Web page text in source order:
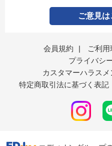
ご意見は
会員規約 | ご利用
プライバシ
カスタマーハラス
特定商取引法に基づく表記